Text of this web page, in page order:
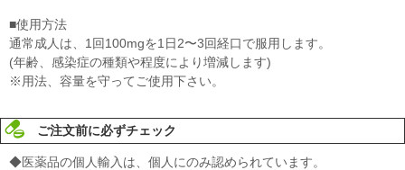
■使用方法
通常成人は、1回100mgを1日2〜3回経口で服用します。
(年齢、感染症の種類や程度により増減します)
※用法、容量を守ってご使用下さい。
ご注文前に必ずチェック
◆医薬品の個人輸入は、個人にのみ認められています。